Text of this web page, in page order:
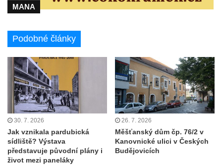
MANA
Podobné články
30. 7. 2026
Jak vznikala pardubická
sídliště? Výstava
představuje původní plány i
život mezi paneláky
26. 7. 2026
Měšťanský dům čp. 76/2 v
Kanovnické ulici v Českých
Budějovicích